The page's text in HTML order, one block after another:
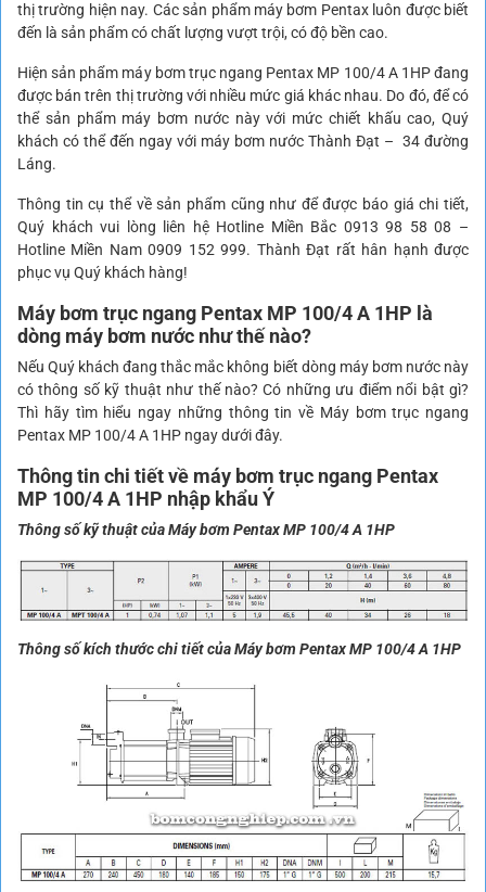
thị trường hiện nay. Các sản phẩm máy bơm Pentax luôn được biết
đến là sản phẩm có chất lượng vượt trội, có độ bền cao.
Hiện sản phẩm máy bơm trục ngang Pentax MP 100/4 A 1HP đang
được bán trên thị trường với nhiều mức giá khác nhau. Do đó, để có
thể sản phẩm máy bơm nước này với mức chiết khấu cao, Quý
khách có thể đến ngay với máy bơm nước Thành Đạt – 34 đường
Láng.
Thông tin cụ thể về sản phẩm cũng như để được báo giá chi tiết,
Quý khách vui lòng liên hệ Hotline Miền Bắc 0913 98 58 08 –
Hotline Miền Nam 0909 152 999. Thành Đạt rất hân hạnh được
phục vụ Quý khách hàng!
Máy bơm trục ngang Pentax MP 100/4 A 1HP là
dòng máy bơm nước như thế nào?
Nếu Quý khách đang thắc mắc không biết dòng máy bơm nước này
có thông số kỹ thuật như thế nào? Có những ưu điểm nổi bật gì?
Thì hãy tìm hiểu ngay những thông tin về Máy bơm trục ngang
Pentax MP 100/4 A 1HP ngay dưới đây.
Thông tin chi tiết về máy bơm trục ngang Pentax
MP 100/4 A 1HP nhập khẩu Ý
Thông số kỹ thuật của Máy bơm Pentax MP 100/4 A 1HP
Thông số kích thước chi tiết của Máy bơm Pentax MP 100/4 A 1HP